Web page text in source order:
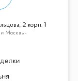
2 корп. 1
Москвы-